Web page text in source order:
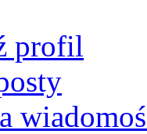
profil